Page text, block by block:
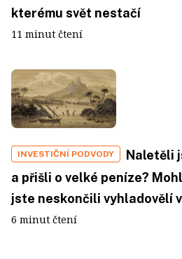
kterému svět nestačí
11 minut čtení
INVESTIČNÍ PODVODY
Naletěli
a přišli o velké peníze?
jste neskončili vyhladovělí
6 minut čtení